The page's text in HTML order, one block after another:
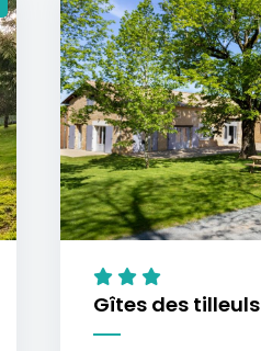
Gîtes des tilleuls